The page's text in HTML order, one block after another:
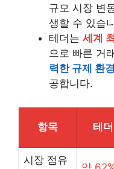
규모 시장 변
생할 수 있습
테더는 세계
으로 빠른 거
력한 규제 환경
공합니다.
항목 테
시장 점유